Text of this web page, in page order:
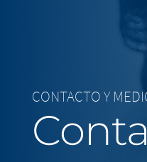
CONTACTO Y